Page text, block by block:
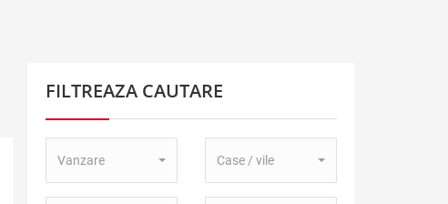
FILTREAZA CAUTARE
Tranzactie:
Vanzare
Proprietate:
Case / vile